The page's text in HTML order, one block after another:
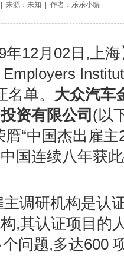
来源：未知 | 作者：乐乐小编
年12月02日,上
Employers
名单。 大众汽车
资有限公司 (以
膺“中国杰出雇
国连续八年获此
主调研机构是认
,其认证项目的
问题,多达600